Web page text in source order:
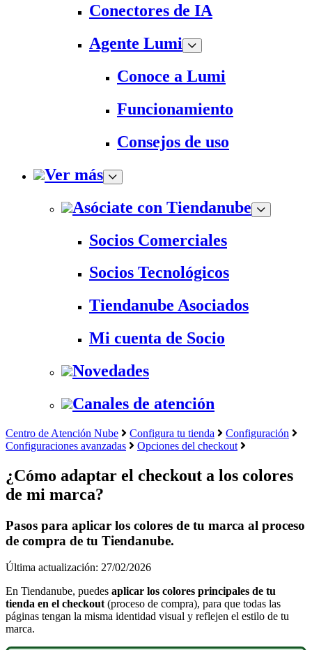
Conectores de IA
Agente Lumi
Conoce a Lumi
Funcionamiento
Consejos de uso
Ver más
Asóciate con Tiendanube
Socios Comerciales
Socios Tecnológicos
Tiendanube Asociados
Mi cuenta de Socio
Novedades
Canales de atención
Centro de Atención Nube Configura tu tienda
Configuración
Configuraciones avanzadas
Opciones del checkout
¿Cómo adaptar el checkout a los colores
de mi marca?
Pasos para aplicar los colores de tu marca al proceso
de compra de tu Tiendanube.
Última actualización: 27/02/2026
En Tiendanube, puedes aplicar los colores principales de tu
tienda en el checkout (proceso de compra), para que todas las
páginas tengan la misma identidad visual y reflejen el estilo de tu
marca.